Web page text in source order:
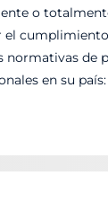
o
normativas de
en su país: